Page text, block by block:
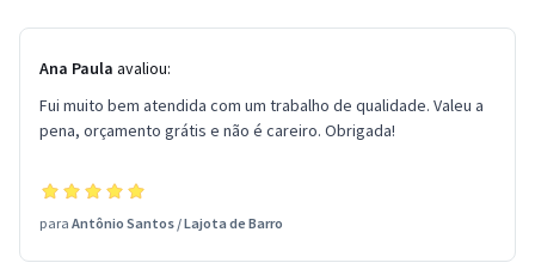
Ana Paula avaliou:
Fui muito bem atendida com um trabalho de qualidade. Valeu a
pena, orçamento grátis e não é careiro. Obrigada!
para Antônio Santos /Lajota de Barro